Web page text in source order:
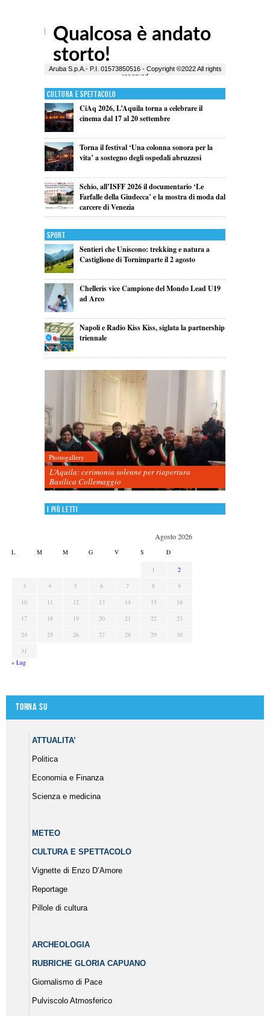
Cultura e Spettacolo
CiAq 2026, L’Aquila torna a celebrare il
cinema dal 17 al 20 settembre
Torna il festival ‘Una colonna sonora per la
vita’ a sostegno degli ospedali abruzzesi
Schio, all’ISFF 2026 il documentario ‘Le
Farfalle della Giudecca’ e la mostra di moda dal
carcere di Venezia
Sport
Sentieri che Uniscono: trekking e natura a
Castiglione di Tornimparte il 2 agosto
Chelleris vice Campione del Mondo Lead U19
ad Arco
Napoli e Radio Kiss Kiss, siglata la partnership
triennale
Photogallery
L’Aquila: cerimonia solenne per riapertura
Basilica Collemaggio
I più letti
Agosto 2026
L M M G V S D
1
2
3
4 5 6 7 8
9
10
11 12 13 14 15
16
17
18 19 20 21 22
23
24
25 26 27 28 29
30
31
« Lug
Torna su
ATTUALITA’
Politica
Economia e Finanza
Scienza e medicina
METEO
CULTURA E SPETTACOLO
Vignette di Enzo D’Amore
Reportage
Pillole di cultura
ARCHEOLOGIA
RUBRICHE GLORIA CAPUANO
Giornalismo di Pace
Pulviscolo Atmosferico